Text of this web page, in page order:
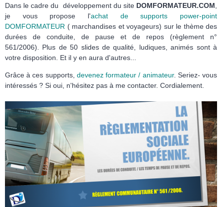
Dans le cadre du développement du site DOMFORMATEUR.COM
je vous propose l'achat de supports power-point
DOMFORMATEUR ( marchandises et voyageurs) sur le thème des
durées de conduite, de pause et de repos (règlement n°
561/2006). Plus de 50 slides de qualité, ludiques, animés sont à
votre disposition. Et il y en aura d'autres...
Grâce à ces supports, devenez formateur / animateur. Seriez- vous
intéressés ? Si oui, n'hésitez pas à me contacter. Cordialement.